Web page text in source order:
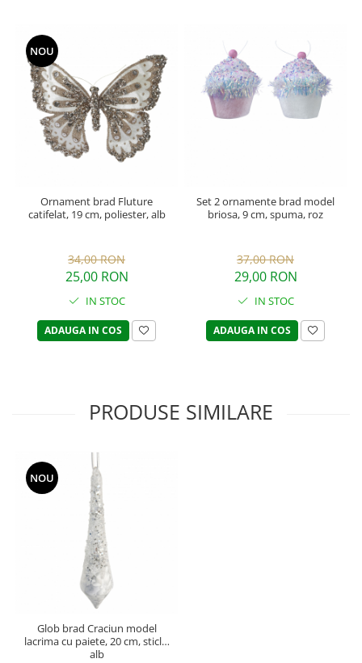
NOU
Ornament brad Fluture
catifelat, 19 cm, poliester, alb
34,00 RON
25,00 RON
IN STOC
ADAUGA IN COS
Set 2 ornamente brad model
briosa, 9 cm, spuma, roz
37,00 RON
29,00 RON
IN STOC
ADAUGA IN COS
PRODUSE SIMILARE
NOU
Glob brad Craciun model
lacrima cu paiete, 20 cm, sticla,
alb